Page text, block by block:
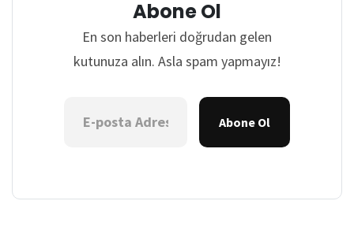
Abone Ol
En son haberleri doğrudan gelen
kutunuza alın. Asla spam yapmayız!
Abone Ol